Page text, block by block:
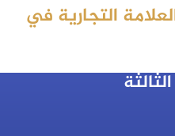
التجارية في